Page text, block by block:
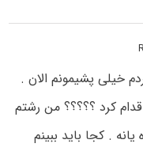
خیلی پشیمونم الان .
کرد ؟؟؟؟؟ من رشتم
. کجا باید ببینم